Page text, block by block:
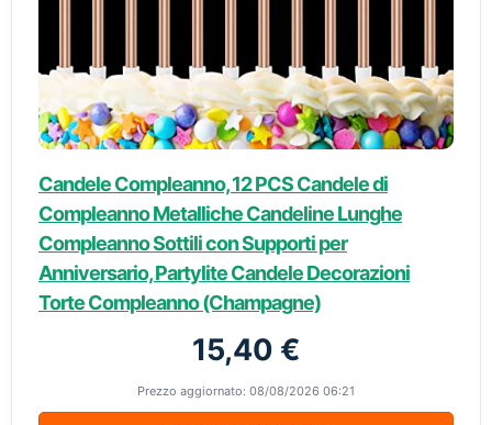
Candele Compleanno, 12 PCS Candele di
Compleanno Metalliche Candeline Lunghe
Compleanno Sottili con Supporti per
Anniversario, Partylite Candele Decorazioni
Torte Compleanno (Champagne)
15,40 €
Prezzo aggiornato: 08/08/2026 06:21